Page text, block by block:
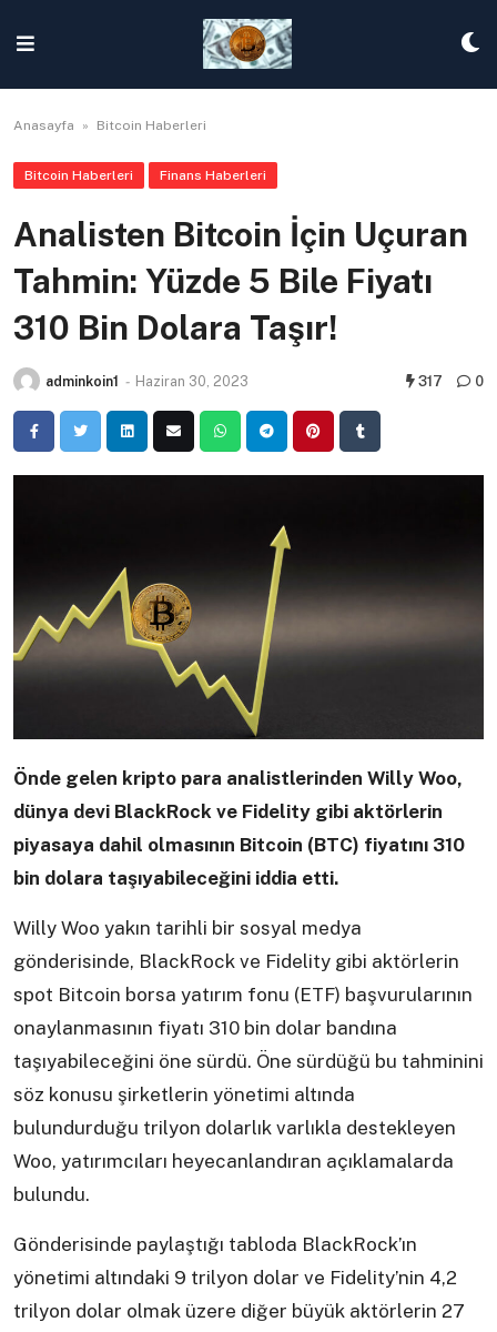
content
Anasayfa » Bitcoin Haberleri
Bitcoin Haberleri Finans Haberleri
Analisten Bitcoin İçin Uçuran
Tahmin: Yüzde 5 Bile Fiyatı
310 Bin Dolara Taşır!
adminkoin1 - Haziran 30, 2023 317 0
Önde gelen kripto para analistlerinden Willy Woo,
dünya devi BlackRock ve Fidelity gibi aktörlerin
piyasaya dahil olmasının Bitcoin (BTC) fiyatını 310
bin dolara taşıyabileceğini iddia etti.
Willy Woo yakın tarihli bir sosyal medya
gönderisinde, BlackRock ve Fidelity gibi aktörlerin
spot Bitcoin borsa yatırım fonu (ETF) başvurularının
onaylanmasının fiyatı 310 bin dolar bandına
taşıyabileceğini öne sürdü. Öne sürdüğü bu tahminini
söz konusu şirketlerin yönetimi altında
bulundurduğu trilyon dolarlık varlıkla destekleyen
Woo, yatırımcıları heyecanlandıran açıklamalarda
bulundu.
Gönderisinde paylaştığı tabloda BlackRock’ın
yönetimi altındaki 9 trilyon dolar ve Fidelity’nin 4,2
trilyon dolar olmak üzere diğer büyük aktörlerin 27